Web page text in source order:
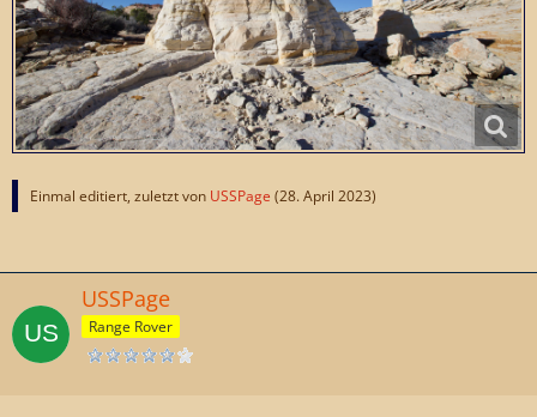
Einmal editiert, zuletzt von USSPage (28. April 2023)
USSPage
Range Rover